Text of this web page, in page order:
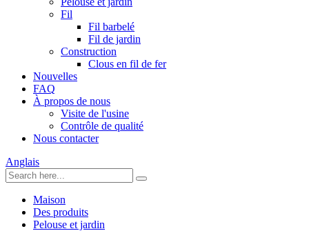
Fil
Fil barbelé
Fil de jardin
Construction
Clous en fil de fer
Nouvelles
FAQ
À propos de nous
Visite de l'usine
Contrôle de qualité
Nous contacter
Anglais
Maison
Des produits
Pelouse et jardin